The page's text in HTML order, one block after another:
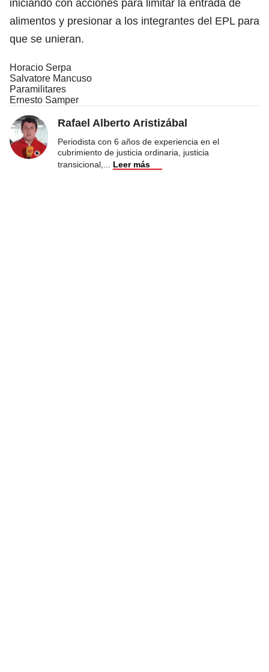
iniciando con acciones para limitar la entrada de
alimentos y presionar a los integrantes del EPL para
que se unieran.
Horacio Serpa
Salvatore Mancuso
Paramilitares
Ernesto Samper
Rafael Alberto Aristizábal
Periodista con 6 años de experiencia en el
cubrimiento de justicia ordinaria, justicia
transicional,
Leer más